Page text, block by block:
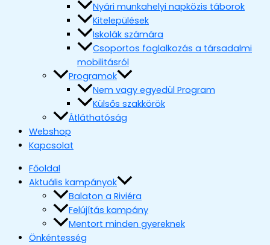
Nyári munkahelyi napközis táborok
Kitelepülések
Iskolák számára
Csoportos foglalkozás a társadalmi
mobilitásról
Programok
Nem vagy egyedül Program
Külsős szakkörök
Átláthatóság
Webshop
Kapcsolat
Főoldal
Aktuális kampányok
Balaton a Riviéra
Felújítás kampány
Mentort minden gyereknek
Önkéntesség